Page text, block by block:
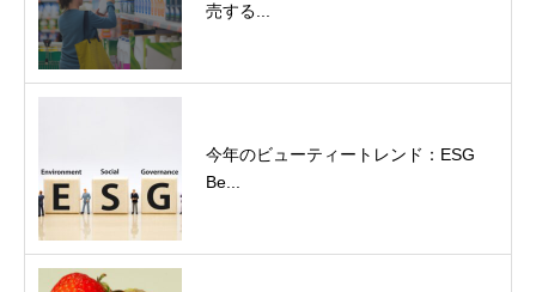
売する...
今年のビューティートレンド：ESG
Be...